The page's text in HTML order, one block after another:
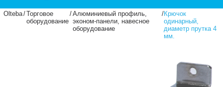
Olteba/Торговое
оборудование
/Алюминиевый профиль,
эконом-панели, навесное
оборудование
/Крючок
одинарный,
диаметр прутка 4
мм.